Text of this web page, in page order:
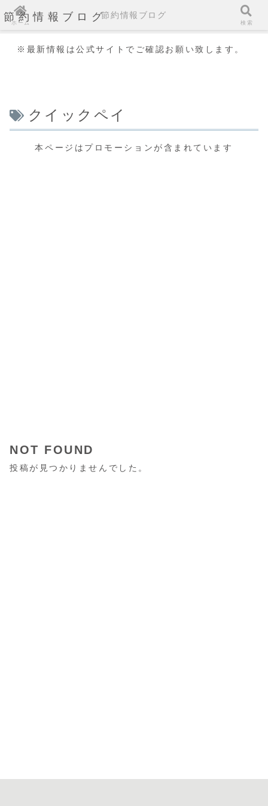
節約情報ブログ
※最新情報は公式サイトでご確認お願い致します。
クイックペイ
本ページはプロモーションが含まれています
NOT FOUND
投稿が見つかりませんでした。
ホーム
節約情報ブログ
検索